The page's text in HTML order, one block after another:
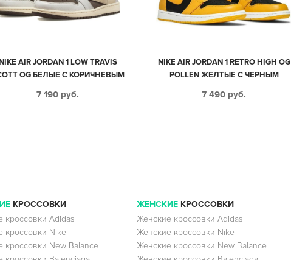
AIR JORDAN 1 LOW TRAVIS
OG БЕЛЫЕ С КОРИЧНЕВЫМ
МУЖСКИЕ (40-44)
7 190 руб.
NIKE AIR JORDAN 1 RETRO HIGH OG
POLLEN ЖЕЛТЫЕ С ЧЕРНЫМ
7 490 руб.
КРОССОВКИ
кроссовки Adidas
кроссовки Nike
кроссовки New Balance
ЖЕНСКИЕКРОССОВКИ
Женские кроссовки Adidas
Женские кроссовки Nike
Женские кроссовки New Balance